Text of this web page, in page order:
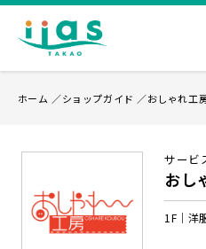
ホーム ショップガイド おしゃれ工
サービ
おし
1F 洋